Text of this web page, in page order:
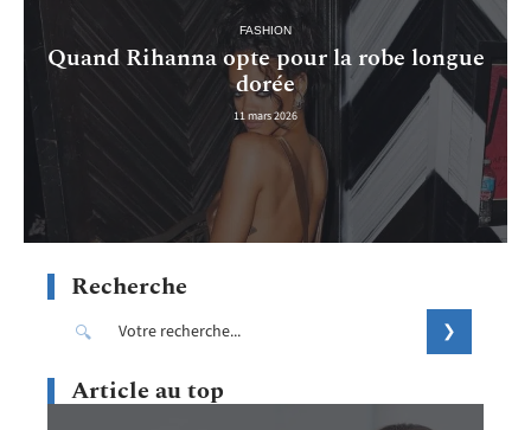
FASHION
Quand Rihanna opte pour la robe longue
dorée
11 mars 2026
Recherche
Article au top